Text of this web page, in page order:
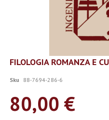
Vai
all'inizio
galleria
immagini
FILOLOGIA ROMANZA E
Sku 88-7694-286-6
80,00 €